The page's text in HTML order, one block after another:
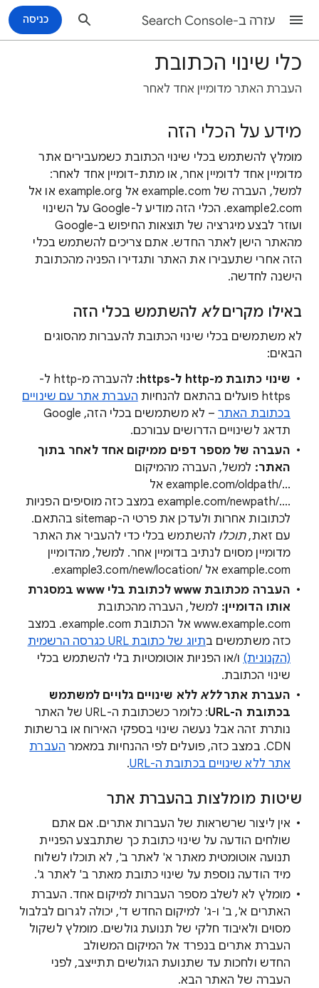
עזרה ב-Search Console כניסה
כלי שינוי הכתובת
העברת האתר מדומיין אחד לאחר
מידע על הכלי הזה
מומלץ להשתמש בכלי שינוי הכתובת כשמעבירים אתר
מדומיין אחד לדומיין אחר, או מתת-דומיין אחד לאחר:
למשל, העברה של example.com אל example.org או אל
example2.com. הכלי הזה מודיע ל-Google על השינוי
ועוזר לבצע מיגרציה של תוצאות החיפוש ב-Google
מהאתר הישן לאתר החדש. אתם צריכים להשתמש בכלי
הזה אחרי שתעבירו את האתר ותגדירו הפניה מהכתובת
הישנה לחדשה.
באילו מקריםלא להשתמש בכלי הזה
לא משתמשים בכלי שינוי הכתובת להעברות מהסוגים
הבאים:
שינוי כתובת מ-http ל-https:
להעברה מ-http ל-
https פועלים בהתאם להנחיות
העברת אתר עם שינויים
בכתובת האתר
– לא משתמשים בכלי הזה, Google
תדאג לשינויים הדרושים עבורכם.
העברה של מספר דפים ממיקום אחד לאחר בתוך
האתר: למשל, העברה מהמיקום
example.com/oldpath/...‎ אל
example.com/newpath/....‎ במצב כזה מוסיפים הפניות
לכתובות אחרות ולעדכן את פרטי ה-sitemap בהתאם.
עם זאת,תוכלו להשתמש בכלי כדי להעביר את האתר
מדומיין מסוים לנתיב בדומיין אחר. למשל, מהדומיין
example.com אל example3.com/new/location/‎.
העברה מכתובת www לכתובת בלי www במסגרת
אותו הדומיין: למשל, העברה מהכתובת
www.example.com אל הכתובת example.com. במצב
כזה משתמשים ב
תיוג של כתובת URL כגרסה הרשמית
(הקנונית) ו/או הפניות אוטומטיות בלי להשתמש בכלי
שינוי הכתובת.
העברת אתרללא ללא שינויים גלויים למשתמש
בכתובת ה-URL
: כלומר כשכתובת ה-URL של האתר
נותרת זהה אבל נעשה שינוי בספקי האירוח או ברשתות
CDN. במצב כזה, פועלים לפי ההנחיות במאמר
העברת
אתר ללא שינויים בכתובת ה-URL
.
שיטות מומלצות בהעברת אתר
אין ליצור שרשראות של העברות אתרים. אם אתם
שולחים הודעה על שינוי כתובת כך שתתבצע הפניית
תנועה אוטומטית מאתר א' לאתר ב', לא תוכלו לשלוח
מיד הודעה נוספת על שינוי כתובת מאתר ב' לאתר ג'.
מומלץ לא לשלב מספר העברות למיקום אחד. העברת
האתרים א', ב' ו-ג' למיקום החדש ד', יכולה לגרום לבלבול
מסוים ולאיבוד חלקי של תנועת גולשים. מומלץ לשקול
העברת אתרים בנפרד אל המיקום המשולב
החדש ולחכות עד שתנועת הגולשים תתייצב, לפני
העברה של האתר הבא.